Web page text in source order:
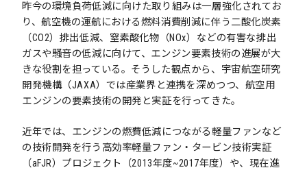
昨今の環境負荷低減に向けた取り組みは一層強化されてお
り、航空機の運航における燃料消費削減に伴う二酸化炭素
（CO2）排出低減、窒素酸化物（NOx）などの有害な排出
ガスや騒音の低減に向けて、エンジン要素技術の進展が大
きな役割を担っている。そうした観点から、宇宙航空研究
開発機構（JAXA）では産業界と連携を深めつつ、航空用
エンジンの要素技術の開発と実証を行ってきた。
近年では、エンジンの燃費低減につながる軽量ファンなど
の技術開発を行う高効率軽量ファン・タービン技術実証
（aFJR）プロジェクト（2013年度~2017年度）や、現在進